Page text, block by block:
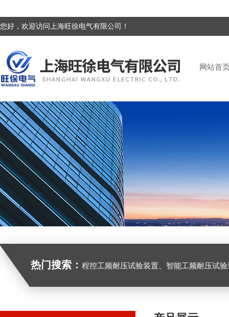
您好，欢迎访问上海旺徐电气有限公司！
网站首
热门搜索： 程控工频耐压试验装置、智能工频耐压试验装置、工频耐压试验装置、工频耐压试验仪、工频耐压试验台、高压耐压试